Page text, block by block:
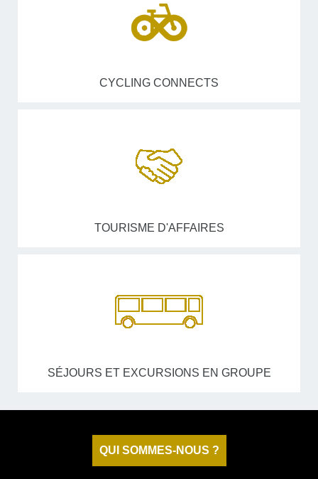
CYCLING CONNECTS
TOURISME D'AFFAIRES
SÉJOURS ET EXCURSIONS EN GROUPE
QUI SOMMES-NOUS ?